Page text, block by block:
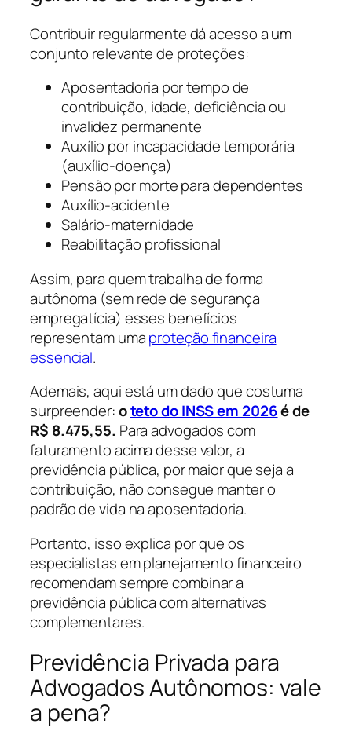
Contribuir regularmente dá acesso a um
conjunto relevante de proteções:
Aposentadoria por tempo de
contribuição, idade, deficiência ou
invalidez permanente
Auxílio por incapacidade temporária
(auxílio-doença)
Pensão por morte para dependentes
Auxílio-acidente
Salário-maternidade
Reabilitação profissional
Assim, para quem trabalha de forma
autônoma (sem rede de segurança
empregatícia) esses benefícios
representam umaproteção financeira
essencial.
Ademais, aqui está um dado que costuma
surpreender:oteto do INSS em 2026é de
R$ 8.475,55. Para advogados com
faturamento acima desse valor, a
previdência pública, por maior que seja a
contribuição, não consegue manter o
padrão de vida na aposentadoria.
Portanto, isso explica por que os
especialistas em planejamento financeiro
recomendam sempre combinar a
previdência pública com alternativas
complementares.
Previdência Privada para
Advogados Autônomos: vale
a pena?